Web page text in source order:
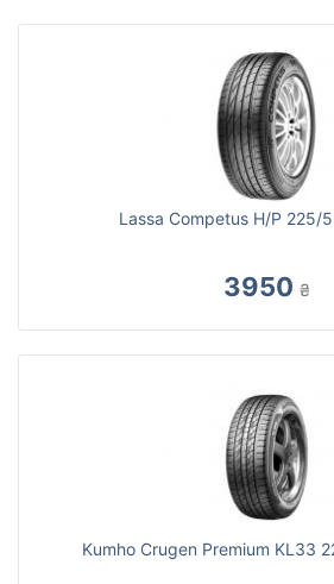
Lassa Competus H/P 225/
3950 ₴
Kumho Crugen Premium KL33